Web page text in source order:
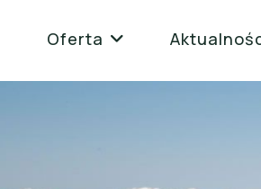
Oferta